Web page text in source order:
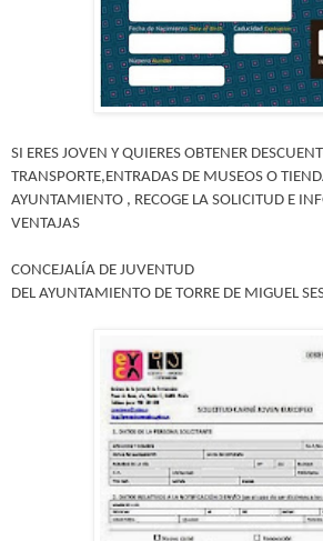
SI ERES JOVEN Y QUIERES OBTENER
TRANSPORTE,ENTRADAS DE MUSEOS O
AYUNTAMIENTO , RECOGE LA SOLICITUD E
VENTAJAS
CONCEJALÍA DE JUVENTUD
DEL AYUNTAMIENTO DE TORRE DE MIGUEL